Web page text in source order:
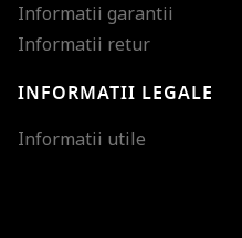
Informatii garantii
Informatii retur
INFORMATII LEGALE
Informatii utile